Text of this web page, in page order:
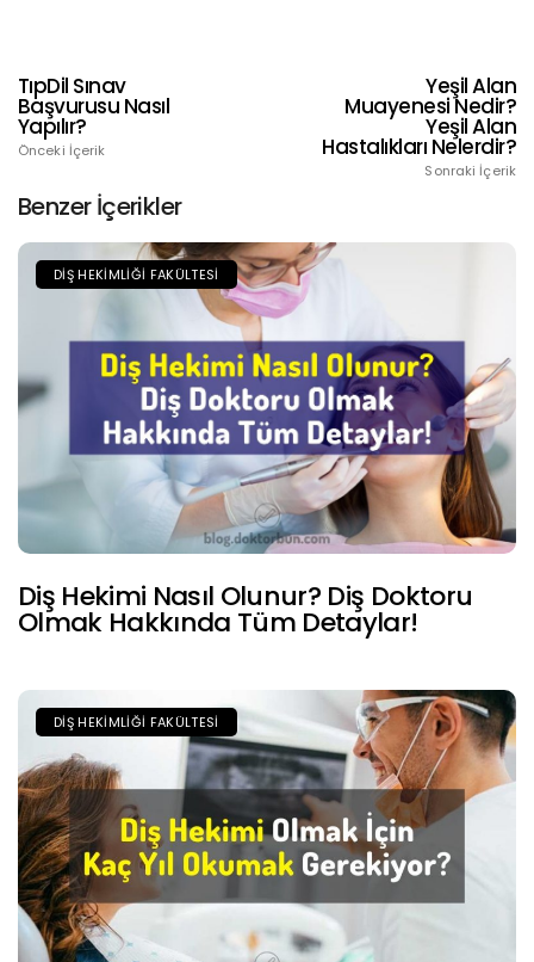
TıpDil Sınav
Başvurusu Nasıl
Yapılır?
Önceki İçerik
Yeşil Alan
Muayenesi Nedir?
Yeşil Alan
Hastalıkları Nelerdir?
Sonraki İçerik
Benzer İçerikler
DIŞ HEKIMLIĞI FAKÜLTESI
Diş Hekimi Nasıl Olunur? Diş Doktoru
Olmak Hakkında Tüm Detaylar!
DIŞ HEKIMLIĞI FAKÜLTESI